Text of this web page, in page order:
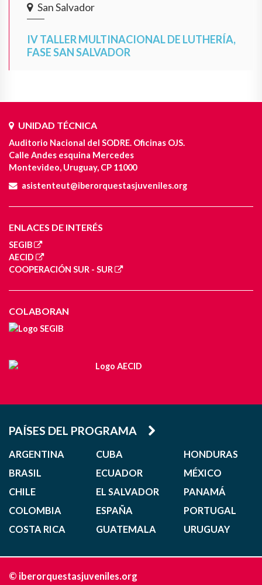
San Salvador
IV TALLER MULTINACIONAL DE LUTHERÍA,
FASE SAN SALVADOR
UNIDAD TÉCNICA
Auditorio Nacional del SODRE. Oficinas OJS.
Calle Andes esquina Mercedes
Montevideo, Uruguay, CP 11000
asistenteut@iberorquestasjuveniles.org
ENLACES DE INTERÉS
SEGIB
AECID
COOPERACIÓN SUR - SUR
COLABORAN
PAÍSES DEL PROGRAMA
ARGENTINA
BRASIL
CHILE
COLOMBIA
COSTA RICA
CUBA
ECUADOR
EL SALVADOR
ESPAÑA
GUATEMALA
HONDURAS
MÉXICO
PANAMÁ
PORTUGAL
URUGUAY
© iberorquestasjuveniles.org